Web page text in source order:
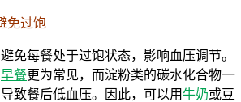
免过饱
免每餐处于过饱状态，影响血压调节。
早餐更为常见，而淀粉类的碳水化合物一
致餐后低血压。因此，可以用牛奶或豆